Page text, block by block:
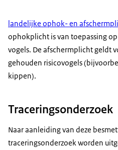
landelijke ophok- en
ophokplicht is van toepassing
vogels. De afschermplicht geldt
gehouden risicovogels
kippen).
Traceringsonderzoek
Naar aanleiding van deze
traceringsonderzoek worden